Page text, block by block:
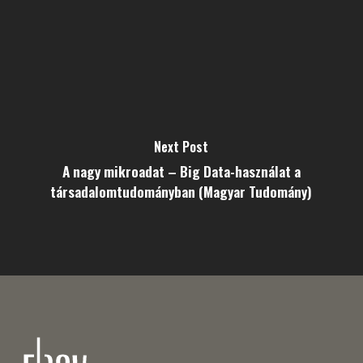
Next Post
A nagy mikroadat – Big Data-használat a
társadalomtudományban (Magyar Tudomány)